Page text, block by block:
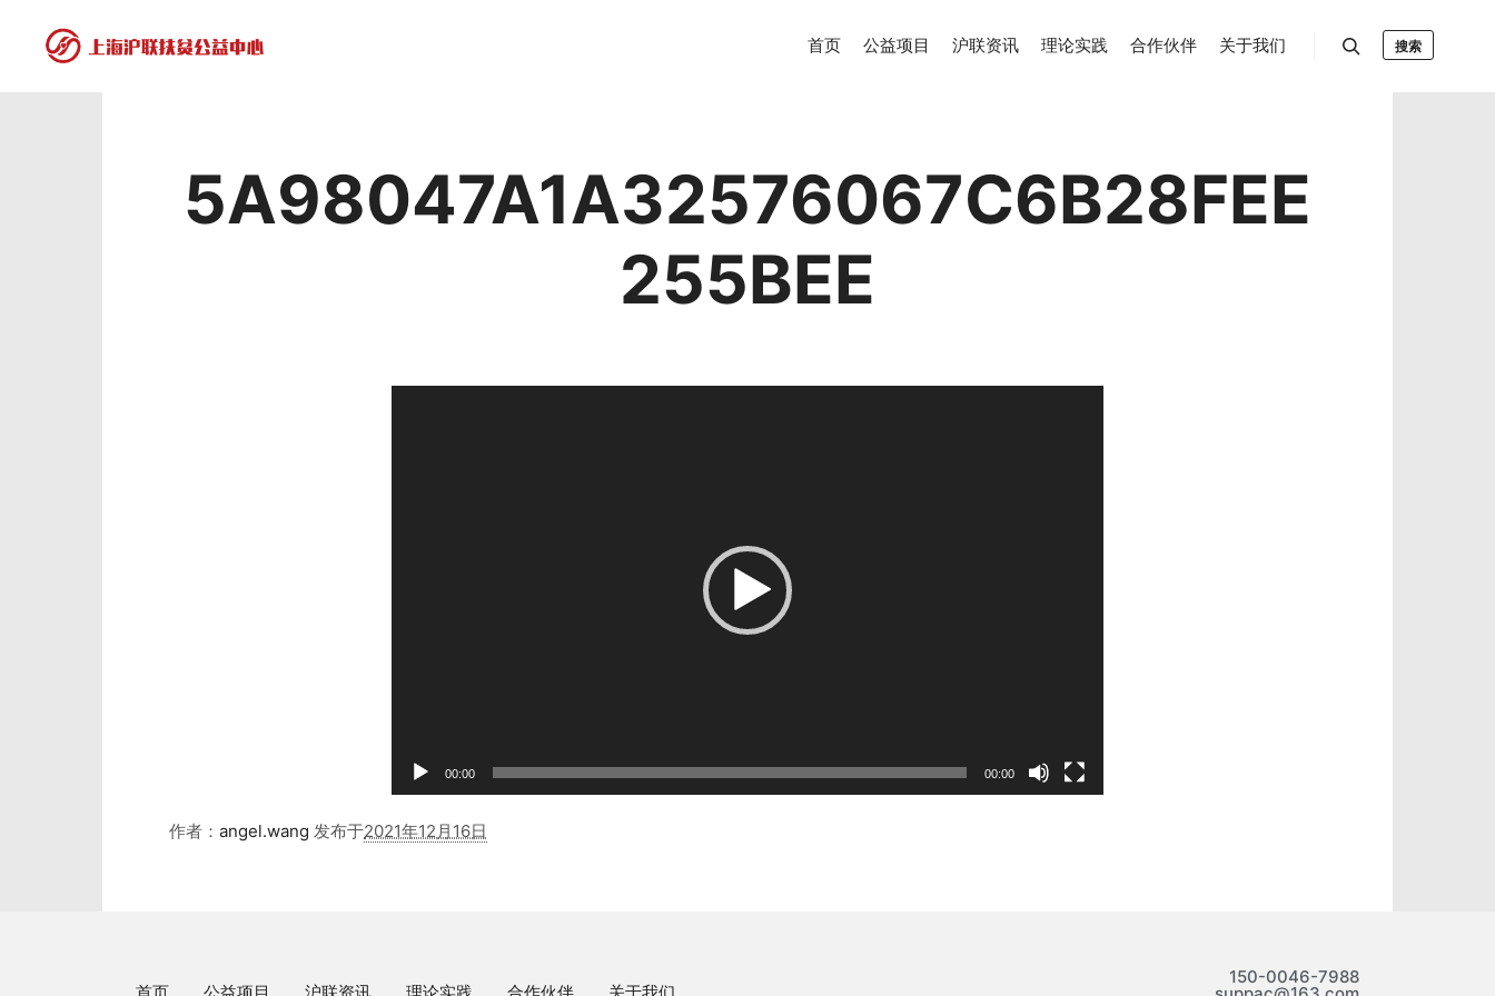
首页 公益项目 沪联资讯 理论实践 合作伙伴 关于我们 搜索
5A98047A1A32576067C6B28FEE
255BEE
00:00 00:00
作者： angel.wang 发布于2021年12月16日
150-0046-7988